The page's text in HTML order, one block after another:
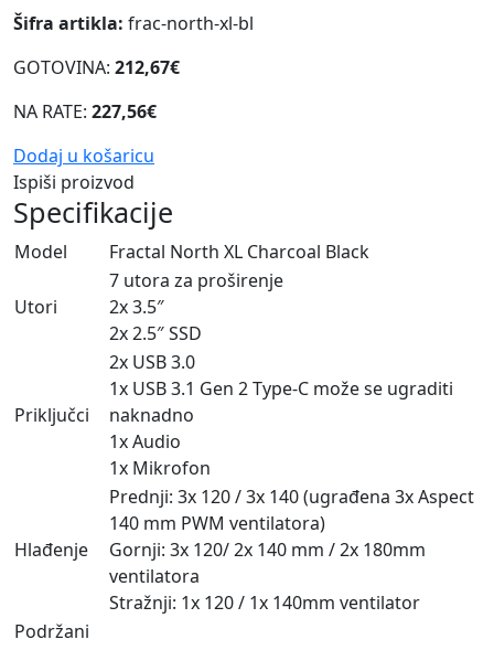
Šifra artikla: frac-north-xl-bl
GOTOVINA: 212,67€
NA RATE: 227,56€
Dodaj u košaricu
Ispiši proizvod
Specifikacije
Model Fractal North XL Charcoal Black
Utori
7 utora za proširenje
2x 3.5″
2x 2.5″ SSD
Priključci
2x USB 3.0
1x USB 3.1 Gen 2 Type-C može se ugraditi
naknadno
1x Audio
1x Mikrofon
Hlađenje
Prednji: 3x 120 / 3x 140 (ugrađena 3x Aspect
140 mm PWM ventilatora)
Gornji: 3x 120/ 2x 140 mm / 2x 180mm
ventilatora
Stražnji: 1x 120 / 1x 140mm ventilator
Podržani